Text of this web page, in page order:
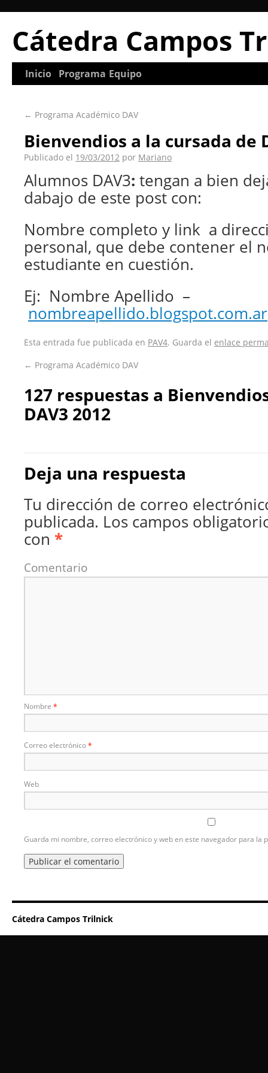
Cátedra Campos
Inicio Programa Equipo
← Programa Académico DAV
Bienvendios a la cursada de
Publicado el 19/03/2012 por Mariano
Alumnos DAV3: tengan a bien
dabajo de este post con:
Nombre completo y link a
personal, que debe contener el
estudiante en cuestión.
Ej: Nombre Apellido –
nombreapellido.blogspot.com.ar
Esta entrada fue publicada en PAV4. Guarda el enlace
← Programa Académico DAV
127 respuestas a
DAV3 2012
Deja una respuesta
Tu dirección de correo
publicada. Los campos
con *
Comentario
Nombre *
Correo electrónico*
Web
Guarda mi nombre, correo electrónico y web en este navegador para la
Cátedra Campos Trilnick